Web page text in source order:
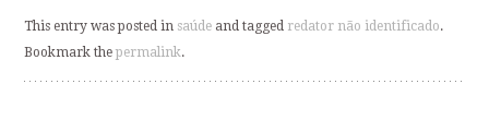
This entry was posted in saúde and tagged redator não identificado.
Bookmark thepermalink.